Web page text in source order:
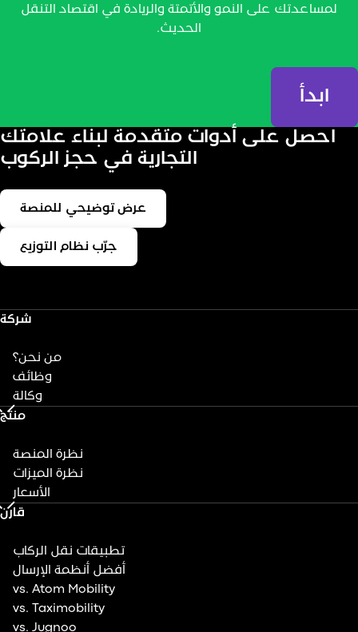
لمساعدتك على النمو والأتمتة والريادة في اقتصاد التنقل
الحديث.
ابدأ
احصل على أدوات متقدمة لبناء علامتك
التجارية في حجز الركوب
عرض توضيحي للمنصة
جرّب نظام التوزيع
شركة
من نحن؟
وظائف
وكالة
منتج
نظرة المنصة
نظرة الميزات
الأسعار
قارن
تطبيقات نقل الركاب
أفضل أنظمة الإرسال
vs. Atom Mobility
vs. Taximobility
vs. Jugnoo